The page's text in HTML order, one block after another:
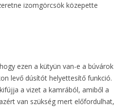
izomgörcsök közepette
ezen a kütyün van-e a búvárok
levő dúsítót helyettesítő funkció.
a vizet a kamrából, amiből a
van szükség mert előfordulhat,